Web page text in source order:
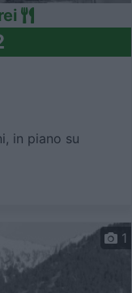
in piano su
1